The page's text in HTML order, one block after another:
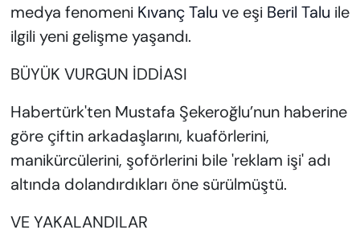
medya fenomeni Kıvanç Talu ve eşi Beril Talu ile
ilgili yeni gelişme yaşandı.
BÜYÜK VURGUN İDDİASI
Habertürk'ten Mustafa Şekeroğlu’nun haberine
göre çiftin arkadaşlarını, kuaförlerini,
manikürcülerini, şoförlerini bile 'reklam işi' adı
altında dolandırdıkları öne sürülmüştü.
VE YAKALANDILAR
VAN VE DİYARBAKIR HABERLERİ